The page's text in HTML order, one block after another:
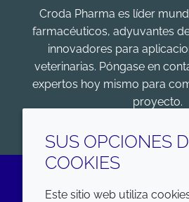
Croda Pharma es líder
farmacéuticos, adyuvantes
innovadores para
veterinarias. Póngase en
expertos hoy mismo para
proyecto.
SUS OPCIONES
COOKIES
Este sitio web utiliza